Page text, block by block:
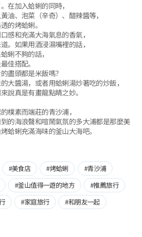
在加入蛤蜊的同時，
油、泡菜（辛奇）、醋辣醬等，
的烤蛤蜊。
感和充滿大海氣息的香氣，
。如果用酒浸濕嘴裡的話，
蜊不夠的話，
佳搭配。
盡頭都是米飯嗎？
大醬湯，或者用蛤蜊湯炒著吃的炒飯，
說真是有畫龍點睛之妙。
樸素而端莊的青沙浦，
的海浪聲和喧鬧氣氛的多大浦都是那麼美
蛤蜊充滿海味的釜山大海吧。
#美食店 #烤蛤蜊
#青沙浦
#釜山值得一遊的地方
#推薦旅行
#家庭旅行 #和朋友一起